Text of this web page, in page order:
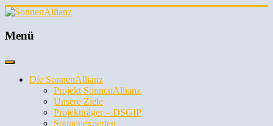
SonnenAllianz
SONNE
LEBEN
Menü
Die SonnenAllianz
Projekt SonnenAllianz
Unsere Ziele
Projektträger – DSGIP
Sonnenexperten